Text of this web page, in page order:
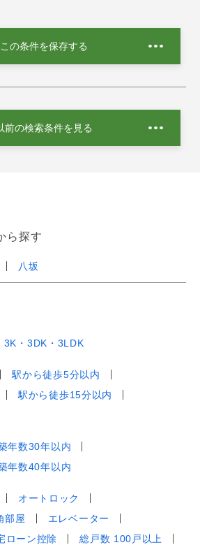
この条件を保存する
前の検索条件を見る
ら探す
八坂
3K・3DK・3LDK
駅から徒歩5分以内
駅から徒歩15分以内
年数30年以内
年数40年以内
オートロック
部屋
エレベーター
ローン控除
総戸数 100戸以上